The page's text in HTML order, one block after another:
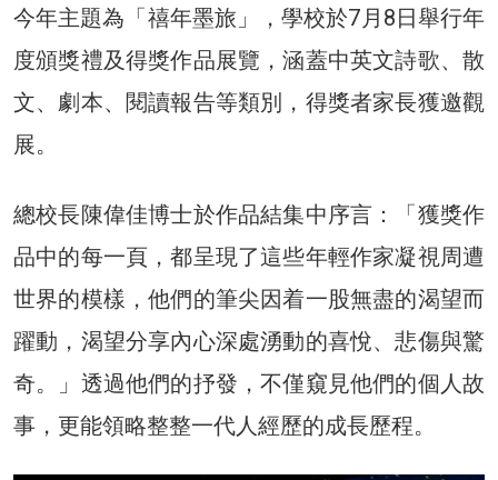
今年主題為「禧年墨旅」，學校於7月8日舉行年
度頒獎禮及得獎作品展覽，涵蓋中英文詩歌、散
文、劇本、閱讀報告等類別，得獎者家長獲邀觀
展。
總校長陳偉佳博士於作品結集中序言：「獲獎作
品中的每一頁，都呈現了這些年輕作家凝視周遭
世界的模樣，他們的筆尖因着一股無盡的渴望而
躍動，渴望分享內心深處湧動的喜悅、悲傷與驚
奇。」透過他們的抒發，不僅窺見他們的個人故
事，更能領略整整一代人經歷的成長歷程。